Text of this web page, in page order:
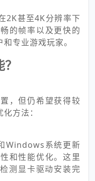
2K甚至4K分辨率下
的帧率以及更快的
专业游戏玩家。
，但仍希望获得较
方法：
Windows系统更新
和性能优化。这里
测显卡驱动安装完